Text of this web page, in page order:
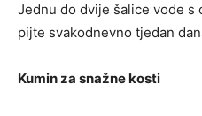
Jednu do dvije šalice vode s
pijte svakodnevno tjedan
Kumin za snažne kosti